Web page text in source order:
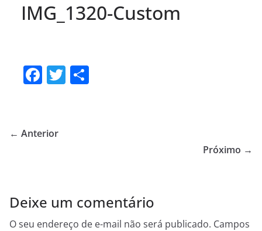
IMG_1320-Custom
F
e
k
T
← Anterior
Próximo →
Deixe um comentário
O seu endereço de e-mail não será publicado. Campos